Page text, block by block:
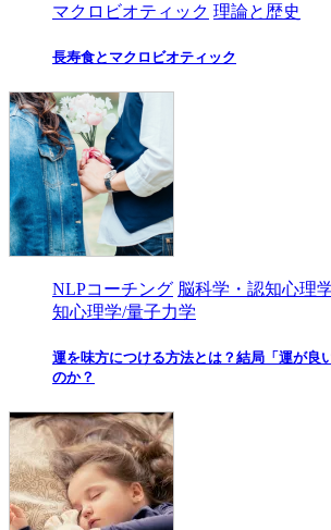
マクロビオティック 理論と歴史
長寿食とマクロビオティック
NLPコーチング 脳科学・認知心理
知心理学/量子力学
運を味方につける方法とは？結局「運が良
のか？